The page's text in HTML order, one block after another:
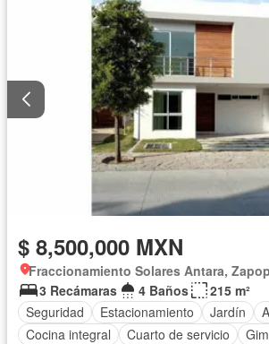
$ 8,500,000 MXN
Fraccionamiento Solares Antara,
3 Recámaras
4 Baños
215 m²
Seguridad
Estacionamiento Jardín
Cocina integral
Cuarto de servicio